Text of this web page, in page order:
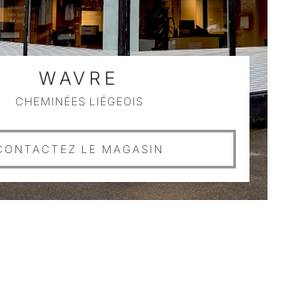
WAVRE
CHEMINÉES LIÉGEOIS
LE MAGASIN